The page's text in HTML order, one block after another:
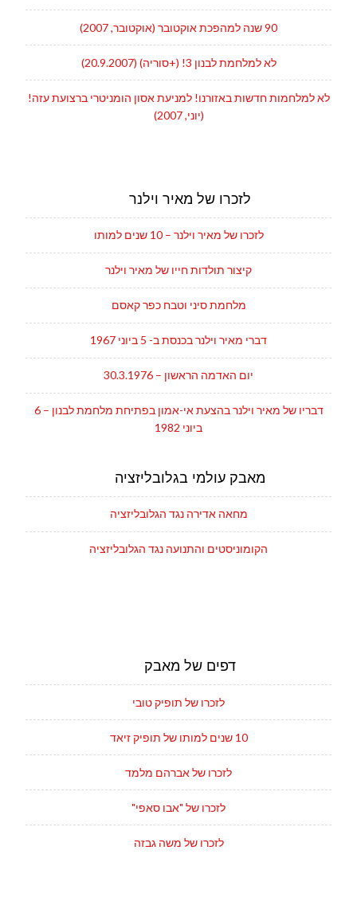
90 שנה למהפכת אוקטובר (אוקטובר, 2007)
לא למלחמת לבנון 3! (+סוריה) (20.9.2007)
לא למלחמות חדשות באזורנו! למניעת אסון הומניטרי ברצועת עזה!
(יוני, 2007)
לזכרו של מאיר וילנר
לזכרו של מאיר וילנר – 10 שנים למותו
קיצור תולדות חייו של מאיר וילנר
מלחמת סיני וטבח כפר קאסם
דברי מאיר וילנר בכנסת ב- 5 ביוני 1967
יום האדמה הראשון – 30.3.1976
דבריו של מאיר וילנר בהצעת אי-אמון בפתיחת מלחמת לבנון – 6
ביוני 1982
מאבק עולמי בגלובליזציה
מחאה אדירה נגד הגלובליזציה
הקומוניסטים והתנועה נגד הגלובליזציה
דפים של מאבק
לזכרו של תופיק טובי
10 שנים למותו של תופיק זיאד
לזכרו של אברהם מלמד
לזכרו של "אבו סאפי"
לזכרו של משה גבזה